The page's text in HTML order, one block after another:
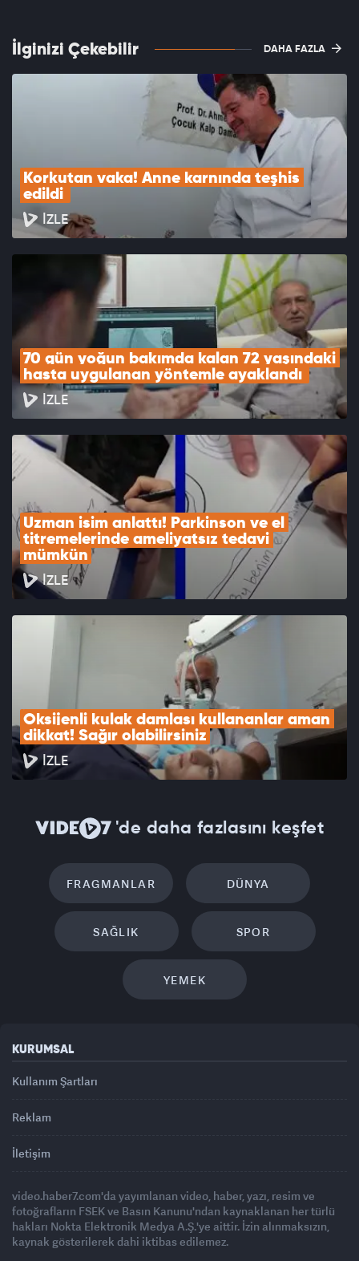
İlginizi Çekebilir DAHA FAZLA
Korkutan vaka! Anne karnında teşhis
edildi
İZLE
70 gün yoğun bakımda kalan 72 yaşındaki
hasta uygulanan yöntemle ayaklandı
İZLE
Uzman isim anlattı! Parkinson ve el
titremelerinde ameliyatsız tedavi
mümkün
İZLE
Oksijenli kulak damlası kullananlar aman
dikkat! Sağır olabilirsiniz
İZLE
'de daha fazlasını keşfet
FRAGMANLAR DÜNYA
SAĞLIK SPOR
YEMEK
KURUMSAL
Kullanım Şartları
Reklam
İletişim
video.haber7.com'da yayımlanan video, haber, yazı, resim ve
fotoğrafların FSEK ve Basın Kanunu'ndan kaynaklanan her türlü
hakları Nokta Elektronik Medya A.Ş.'ye aittir. İzin alınmaksızın,
kaynak gösterilerek dahi iktibas edilemez.